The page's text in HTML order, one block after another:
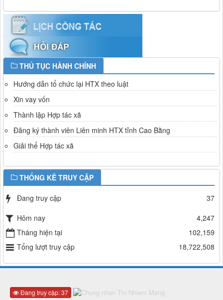
THỦ TỤC HÀNH CHÍNH
Hướng dẫn tổ chức lại HTX theo luật
Xin vay vốn
Thành lập Hợp tác xã
Đăng ký thành viên Liên minh HTX tỉnh Cao Bằng
Giải thể Hợp tác xã
THỐNG KÊ TRUY CẬP
Đang truy cập
37
Hôm nay
4,247
Tháng hiện tại
102,159
Tổng lượt truy cập
18,722,508
Đang truy cập: 37